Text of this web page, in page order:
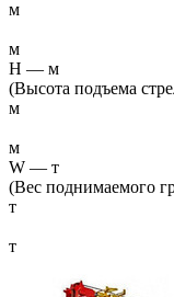
м
м
H — м
(Высота подъема
м
м
W — т
(Вес поднимаемого
т
т